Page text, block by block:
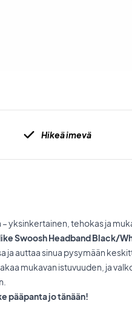
Hikeä imevä
yksinkertainen, tehokas ja
Swoosh Headband Black/
ja auttaa sinua pysymään
mukavan istuvuuden, ja
pääpanta jo tänään!